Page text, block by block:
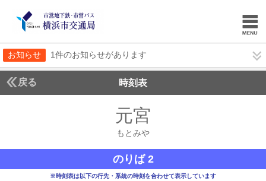
お知らせ 1件のお知らせがあります
戻る 時刻表
元宮
もとみや
のりば 2
※時刻表は以下の行先・系統の時刻を合わせて表示しています